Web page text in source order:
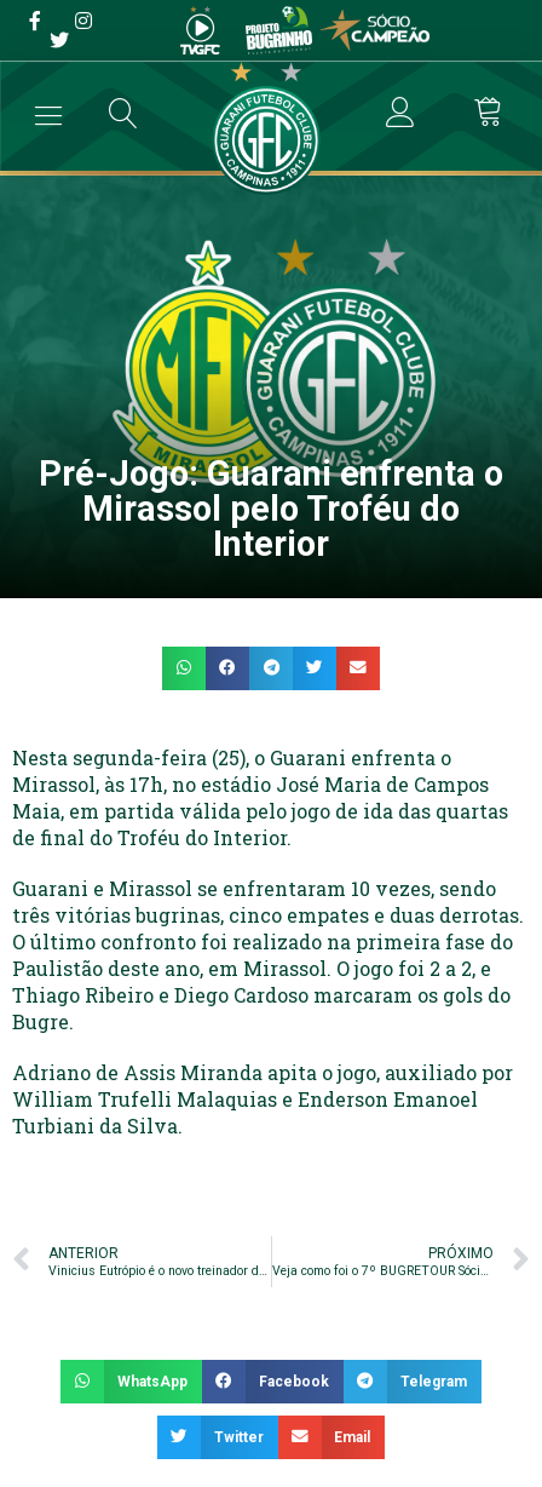
Pré-Jogo: Guarani enfrenta
o Mirassol pelo Troféu do
Interior
Futebol Profissional → Pré-Jogo: Guarani enfrenta o Mirassol
Pré-Jogo: Guarani enfrenta o
Mirassol pelo Troféu do
Interior
Nesta segunda-feira (25), o Guarani enfrenta o
Mirassol, às 17h, no estádio José Maria de Campos
Maia, em partida válida pelo jogo de ida das quartas
de final do Troféu do Interior.
Guarani e Mirassol se enfrentaram 10 vezes, sendo
três vitórias bugrinas, cinco empates e duas derrotas.
O último confronto foi realizado na primeira fase do
Paulistão deste ano, em Mirassol. O jogo foi 2 a 2, e
Thiago Ribeiro e Diego Cardoso marcaram os gols do
Bugre.
Adriano de Assis Miranda apita o jogo, auxiliado por
William Trufelli Malaquias e Enderson Emanoel
Turbiani da Silva.
ANTERIOR
Vinicius Eutrópio é o novo treinador do Bugre
PRÓXIMO
Veja como foi o 7º BUGRETOUR Sócio Campeão
WhatsApp Facebook Telegram
Twitter Email